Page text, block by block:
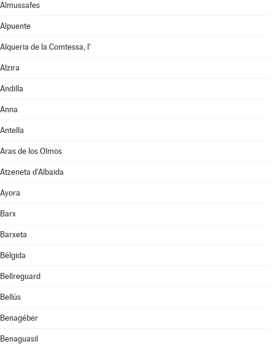
Almussafes
Alpuente
Alqueria de la Comtessa, l'
Alzira
Andilla
Anna
Antella
Aras de los Olmos
Atzeneta d'Albaida
Ayora
Barx
Barxeta
Bèlgida
Bellreguard
Bellús
Benagéber
Benaguasil